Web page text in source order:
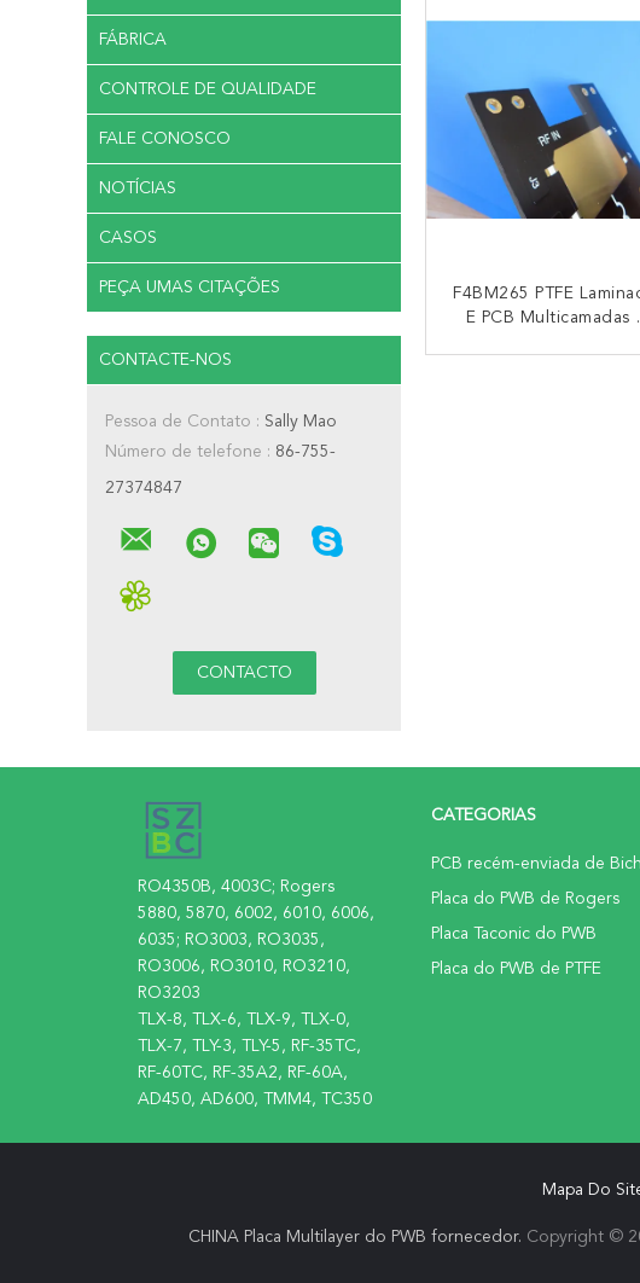
FÁBRICA
CONTROLE DE QUALIDADE
FALE CONOSCO
NOTÍCIAS
CASOS
PEÇA UMAS CITAÇÕES
CONTACTE-NOS
Pessoa de Contato : Sally Mao
Número de telefone : 86-755-
27374847
F4BM265 PTFE
E PCB Multicamadas
RO4350B, 4003C; Rogers
5880, 5870, 6002, 6010, 6006,
6035; RO3003, RO3035,
RO3006, RO3010, RO3210,
RO3203
TLX-8, TLX-6, TLX-9, TLX-0,
TLX-7, TLY-3, TLY-5, RF-35TC,
RF-60TC, RF-35A2, RF-60A,
AD450, AD600, TMM4, TC350
CATEGORIAS
PCB recém-enviada de
Placa do PWB de Rogers
Placa Taconic do PWB
Placa do PWB de PTFE
Mapa Do
CHINA Placa Multilayer do PWB fornecedor. Copyright ©